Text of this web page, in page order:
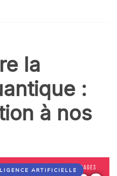
la
:
à nos
ARTIFICIELLE